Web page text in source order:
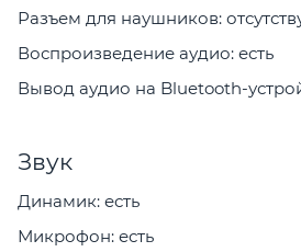
Разъем для наушников:
Воспроизведение аудио: есть
Вывод аудио на Bluetooth-
Звук
Динамик: есть
Микрофон: есть